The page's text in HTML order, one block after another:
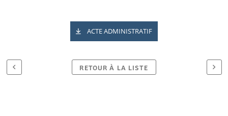
ACTE ADMINISTRATIF
RETOUR À LA LISTE